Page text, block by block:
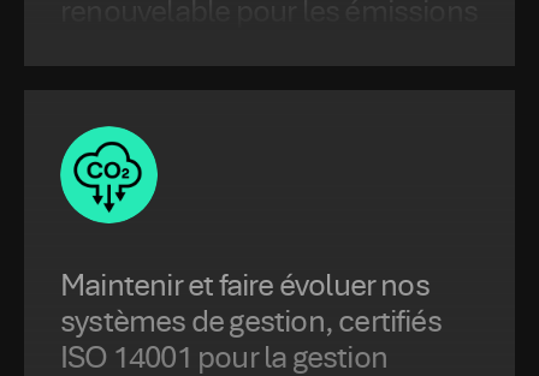
Maintenir et faire évoluer nos
systèmes de gestion, certifiés
ISO 14001 pour la gestion